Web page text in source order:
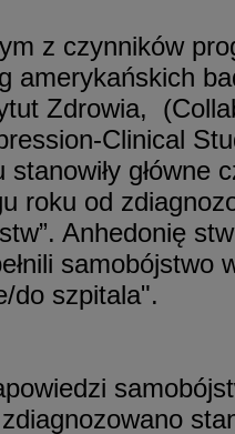
z czynników
amerykańskich
Zdrowia,
Clinical
główne
roku od
Anhedonię
samobójstwo
do szpitala".